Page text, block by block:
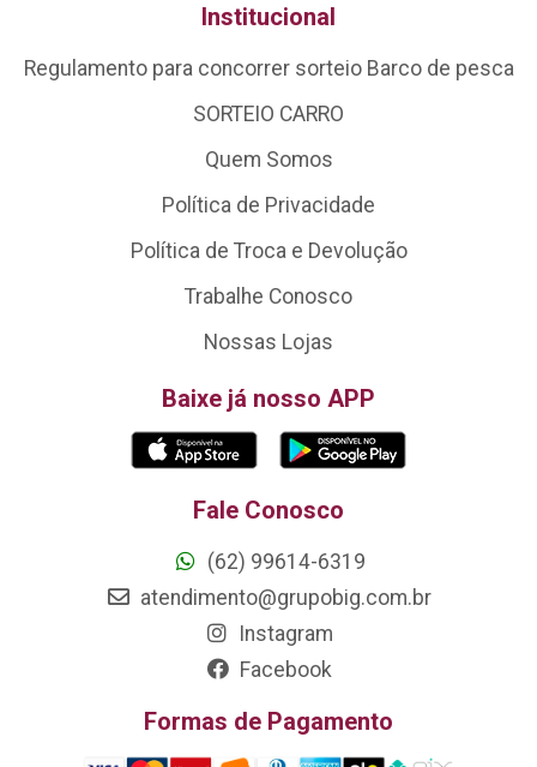
Institucional
Regulamento para concorrer sorteio Barco de pesca
SORTEIO CARRO
Quem Somos
Política de Privacidade
Política de Troca e Devolução
Trabalhe Conosco
Nossas Lojas
Baixe já nosso APP
Fale Conosco
(62) 99614-6319
atendimento@grupobig.com.br
Instagram
Facebook
Formas de Pagamento